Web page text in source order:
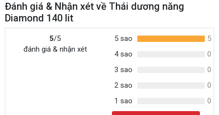
Đánh giá & Nhận xét về Thái dương năng
Diamond 140 lit
5/5
đánh giá & nhận xét
5 sao
5
4 sao
0
3 sao
0
2 sao
0
1 sao
0